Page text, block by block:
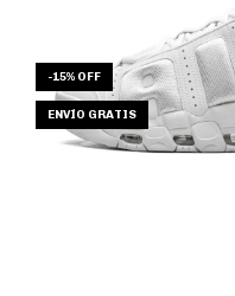
-15% OFF
ENVÍO GRATIS